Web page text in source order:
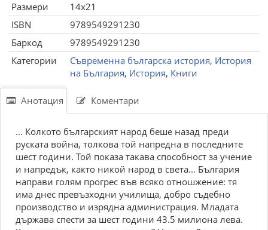
Размери
14x21
ISBN
9789549291230
Баркод
9789549291230
Категории
Съвременна българска история, История
на България, История, Книги
Анотация Коментари
... Колкото българският народ беше назад преди
руската война, толкова той напредна в последните
шест години. Той показа такава способност за учение
и напредък, както никой народ в света... България
направи голям прогрес във всяко отношжение: тя
има днес превъзходни училища, добро съдебно
производство и изрядна администрация. Младата
държава спести за шест години 43.5 милиона лева.